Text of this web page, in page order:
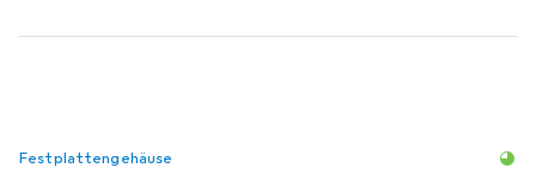
Festplattengehäuse